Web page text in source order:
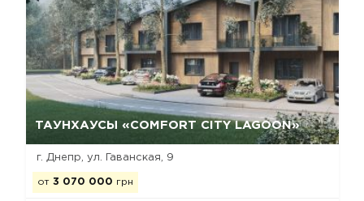
ТАУНХАУСЫ «COMFORT CITY LAGOON»
г. Днепр, ул. Гаванская, 9
от 3 070 000 грн
Да, удалить